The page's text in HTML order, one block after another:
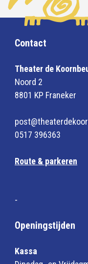
Contact
Theater de
Noord 2
8801 KP Franeker
0517 396363
Route & parkeren
-
Openingstijden
Kassa